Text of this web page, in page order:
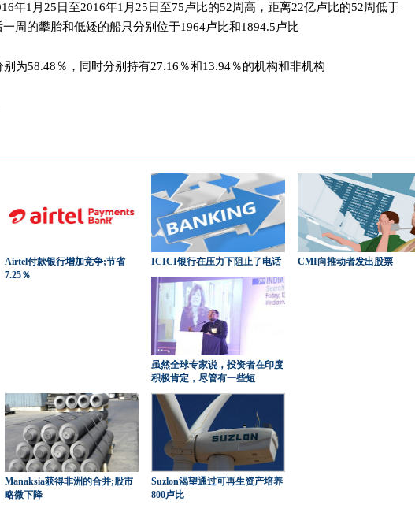
年1月25日至2016年1月25日至75卢比的52周高，距离22亿卢比的52周低于
周的攀胎和低矮的船只分别位于1964卢比和1894.5卢比
为58.48％，同时分别持有27.16％和13.94％的机构和非机构
Airtel付款银行增加竞争;节省
7.25％
ICICI银行在压力下阻止了电话 CMI向推动者发出股票
虽然全球专家说，投资者在印度
积极肯定，尽管有一些短
Manaksia获得非洲的合并;股市
略微下降
Suzlon渴望通过可再生资产培养
800卢比